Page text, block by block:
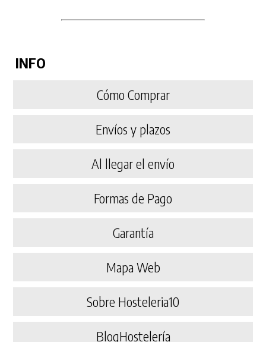
INFO
Cómo Comprar
Envíos y plazos
Al llegar el envío
Formas de Pago
Garantía
Mapa Web
Sobre Hosteleria10
BlogHostelería